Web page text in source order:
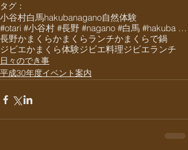
タグ：
小谷村白馬hakubanagano自然体験
#otari #小谷村 #長野 #nagano #白馬 #hakuba #栂池 #栂池高原 #栂池高
長野かまくらかまくらランチかまくらで鍋
ジビエかまくら体験ジビエ料理ジビエランチ
日々のでき事
平成30年度イベント案内